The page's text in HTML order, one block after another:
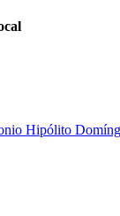
Hipólito